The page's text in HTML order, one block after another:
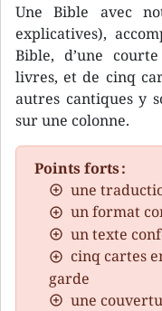
Une Bible avec
explicatives),
Bible, d’une
livres, et de cinq
autres cantiques y
sur une colonne.
Points forts :
une
un format
un texte
cinq cartes
garde
une